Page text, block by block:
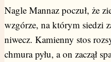
Nagle Mannaz poczuł, że
wzgórze, na którym siedzi
niwecz. Kamienny stos
chmura pyłu, a on zaczął